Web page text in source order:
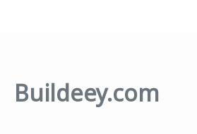
Buildeey.com